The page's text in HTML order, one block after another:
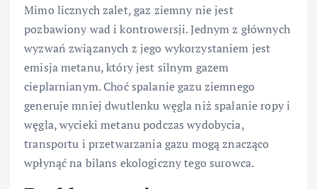
Mimo licznych zalet, gaz ziemny nie jest
pozbawiony wad i kontrowersji. Jednym z głównych
wyzwań związanych z jego wykorzystaniem jest
emisja metanu, który jest silnym gazem
cieplarnianym. Choć spalanie gazu ziemnego
generuje mniej dwutlenku węgla niż spalanie ropy i
węgla, wycieki metanu podczas wydobycia,
transportu i przetwarzania gazu mogą znacząco
wpłynąć na bilans ekologiczny tego surowca.